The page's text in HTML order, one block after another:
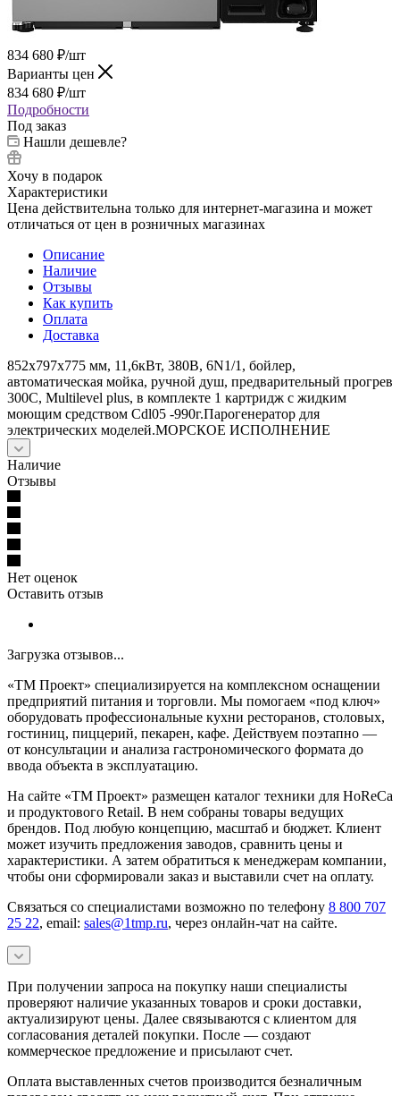
834 680 ₽/шт
Варианты цен
834 680 ₽/шт
Подробности
Под заказ
Нашли дешевле?
Хочу в подарок
Характеристики
Цена действительна только для интернет-магазина и может
отличаться от цен в розничных магазинах
Описание
Наличие
Отзывы
Как купить
Оплата
Доставка
852x797x775 мм, 11,6кВт, 380В, 6N1/1, бойлер,
автоматическая мойка, ручной душ, предварительный прогрев
300С, Multilevel plus, в комплекте 1 картридж с жидким
моющим средством Cdl05 -990г.Парогенератор для
электрических моделей.МОРСКОЕ ИСПОЛНЕНИЕ
Наличие
Отзывы
Нет оценок
Оставить отзыв
Загрузка отзывов...
«ТМ Проект» специализируется на комплексном оснащении
предприятий питания и торговли. Мы помогаем «под ключ»
оборудовать профессиональные кухни ресторанов, столовых,
гостиниц, пиццерий, пекарен, кафе. Действуем поэтапно —
от консультации и анализа гастрономического формата до
ввода объекта в эксплуатацию.
На сайте «ТМ Проект» размещен каталог техники для HoReCa
и продуктового Retail. В нем собраны товары ведущих
брендов. Под любую концепцию, масштаб и бюджет. Клиент
может изучить предложения заводов, сравнить цены и
характеристики. А затем обратиться к менеджерам компании,
чтобы они сформировали заказ и выставили счет на оплату.
Связаться со специалистами возможно по телефону 8 800 707
25 22, email: sales@1tmp.ru, через онлайн-чат на сайте.
При получении запроса на покупку наши специалисты
проверяют наличие указанных товаров и сроки доставки,
актуализируют цены. Далее связываются с клиентом для
согласования деталей покупки. После — создают
коммерческое предложение и присылают счет.
Оплата выставленных счетов производится безналичным